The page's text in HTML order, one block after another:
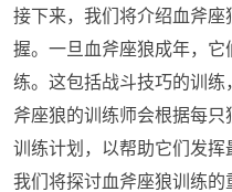
接下来，我们将介绍血斧
握。一旦血斧座狼成年，它
练。这包括战斗技巧的训
斧座狼的训练师会根据每
训练计划，以帮助它们发挥
我们将探讨血斧座狼训练